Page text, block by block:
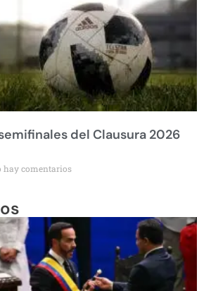
del Clausura 2026
hay comentarios